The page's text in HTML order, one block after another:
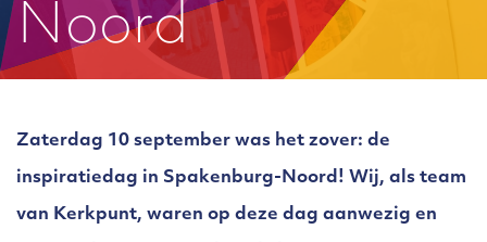
Noord
Zaterdag 10 september was het zover: de
inspiratiedag in Spakenburg-Noord! Wij, als team
van Kerkpunt, waren op deze dag aanwezig en